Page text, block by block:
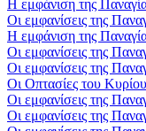
Η εμφάνιση της
Οι εμφανίσεις της
Η εμφάνιση της
Οι εμφανίσεις της
Οι εμφανίσεις της
Οι Οπτασίες του
Οι εμφανίσεις της
Οι εμφανίσεις της